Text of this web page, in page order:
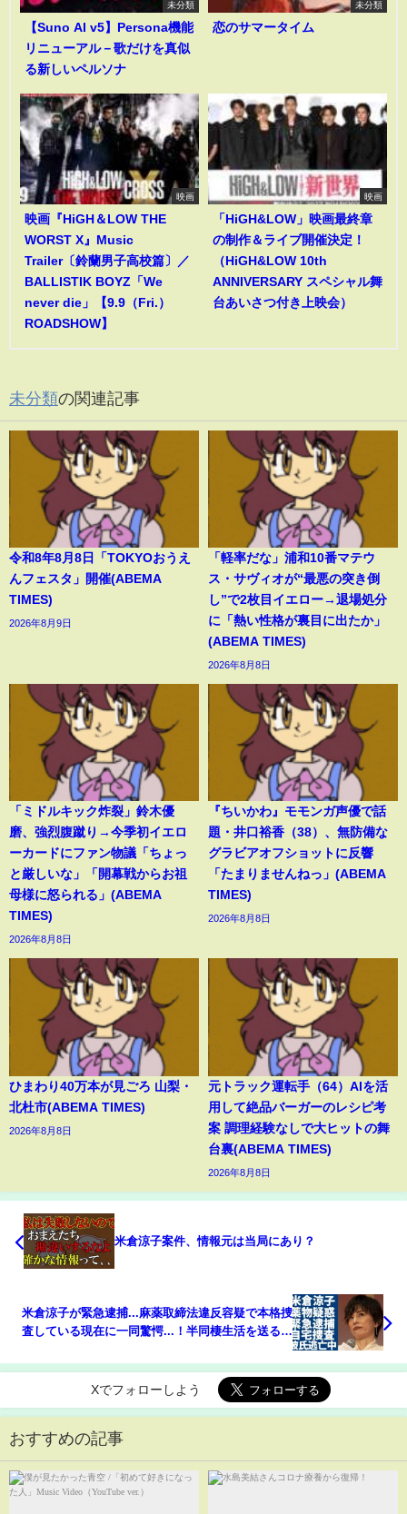
未分類
【Suno AI v5】Persona機能
リニューアル－歌だけを真似
る新しいペルソナ
未分類
恋のサマータイム
映画
映画『HiGH＆LOW THE
WORST X』Music
Trailer〔鈴蘭男子高校篇〕／
BALLISTIK BOYZ「We
never die」【9.9（Fri.）
ROADSHOW】
映画
「HiGH&LOW」映画最終章
の制作＆ライブ開催決定！
（HiGH&LOW 10th
ANNIVERSARY スペシャル舞
台あいさつ付き上映会）
未分類の関連記事
令和8年8月8日「TOKYOおうえ
んフェスタ」開催(ABEMA
TIMES)
2026年8月9日
「軽率だな」浦和10番マテウ
ス・サヴィオが“最悪の突き倒
し”で2枚目イエロー→退場処分
に「熱い性格が裏目に出たか」
(ABEMA TIMES)
2026年8月8日
「ミドルキック炸裂」鈴木優
磨、強烈腹蹴り→今季初イエロ
ーカードにファン物議「ちょっ
と厳しいな」「開幕戦からお祖
母様に怒られる」(ABEMA
TIMES)
2026年8月8日
『ちいかわ』モモンガ声優で話
題・井口裕香（38）、無防備な
グラビアオフショットに反響
「たまりませんねっ」(ABEMA
TIMES)
2026年8月8日
ひまわり40万本が見ごろ 山梨・
北杜市(ABEMA TIMES)
2026年8月8日
元トラック運転手（64）AIを活
用して絶品バーガーのレシピ考
案 調理経験なしで大ヒットの舞
台裏(ABEMA TIMES)
2026年8月8日
米倉涼子案件、情報元は当局にあり？
米倉涼子が緊急逮捕...麻薬取締法違反容疑で本格捜
査している現在に一同驚愕...！半同棲生活を送る彼
Xでフォローしよう
おすすめの記事